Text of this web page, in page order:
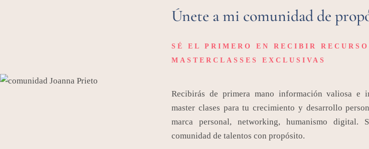
Únete a mi comunidad de
SÉ EL PRIMERO EN RECIBIR
MASTERCLASSES EXCLUSIVAS
Recibirás de primera mano información valiosa e
master clases para tu crecimiento y desarrollo
marca personal, networking, humanismo digital.
comunidad de talentos con propósito.